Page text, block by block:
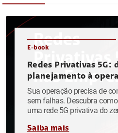
E-book
Redes Privativas 5G:
planejamento à
Sua operação precisa de
sem falhas. Descubra
uma rede 5G privativa do
Saiba mais